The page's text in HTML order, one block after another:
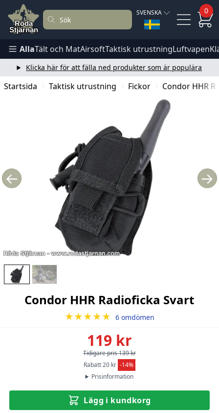
SVENSKA 0
AllaTält och MatAirsoftTaktisk utrustningLuftvapen
Klicka här för att fälla ned produkter som är populära
Startsida Taktisk utrustning Fickor Condor HHR
← →
Condor HHR Radioficka Svart
★★★★★ 6 omdömen
119 kr
Tidigare pris 139 kr
Rabatt 20 kr -14%
Prisinformation
Lägg i kundkorg